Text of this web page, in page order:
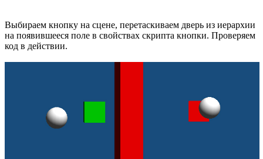
Выбираем кнопку на сцене, перетаскиваем дверь из иерархии
на появившееся поле в свойствах скрипта кнопки. Проверяем
код в действии.